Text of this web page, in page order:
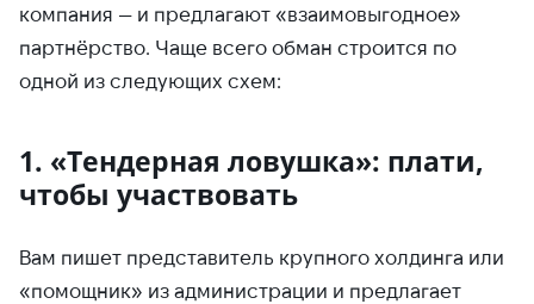
компания — и предлагают «взаимовыгодное»
партнёрство. Чаще всего обман строится по
одной из следующих схем:
1. «Тендерная ловушка»: плати,
чтобы участвовать
Вам пишет представитель крупного холдинга или
«помощник» из администрации и предлагает